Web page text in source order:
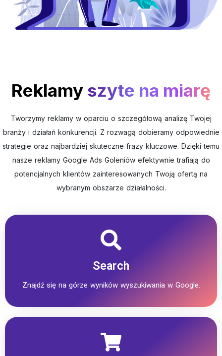
Reklamy szyte na miarę
Tworzymy reklamy w oparciu o szczegółową analizę Twojej
branży i działań konkurencji. Z rozwagą dobieramy odpowiednie
strategie oraz najbardziej skuteczne frazy kluczowe. Dzięki temu
nasze reklamy Google Ads Goleniów efektywnie trafiają do
potencjalnych klientów zainteresowanych Twoją ofertą na
wybranym obszarze działalności.
Search
Znajdź się na górze wyników wyszukiwania w Google.